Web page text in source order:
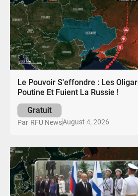
Le Pouvoir S'effondre : Les
Poutine Et Fuient La Russie !
Gratuit
Par RFU NewsAugust 4, 2026